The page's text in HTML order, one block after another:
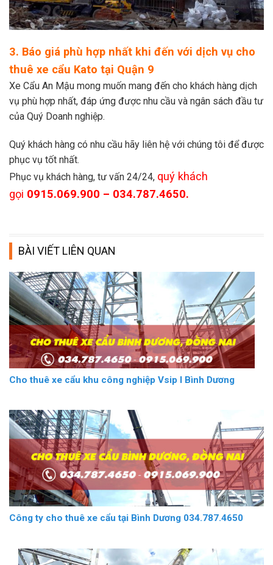
3. Báo giá phù hợp nhất khi đến với dịch vụ cho
thuê xe cẩu Kato tại Quận 9
Xe Cẩu An Mậu mong muốn mang đến cho khách hàng dịch
vụ phù hợp nhất, đáp ứng được nhu cầu và ngân sách đầu tư
của Quý Doanh nghiệp.
Quý khách hàng có nhu cầu hãy liên hệ với chúng tôi để được
phục vụ tốt nhất.
Phục vụ khách hàng, tư vấn 24/24, quý khách
gọi 0915.069.900 – 034.787.4650.
BÀI VIẾT LIÊN QUAN
Cho thuê xe cẩu khu công nghiệp Vsip I Bình Dương
Công ty cho thuê xe cẩu tại Bình Dương 034.787.4650